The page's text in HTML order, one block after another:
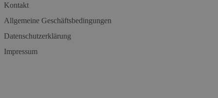
Kontakt
Allgemeine Geschäftsbedingungen
Datenschutzerklärung
Impressum